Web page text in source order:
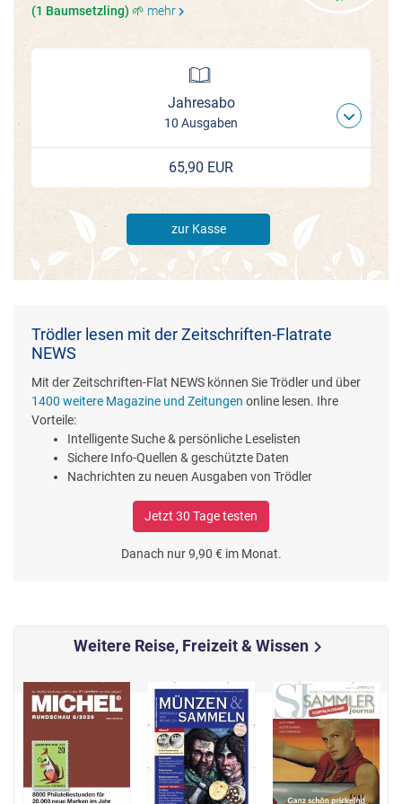
(1 Baumsetzling) 🌱 mehrchevron_right
Jahresabo
10 Ausgaben
65,90 EUR
zur Kasse
Trödler lesen mit der Zeitschriften-Flatrate
NEWS
Mit der Zeitschriften-Flat NEWS können Sie Trödler und über
1400 weitere Magazine und Zeitungen online lesen. Ihre
Vorteile:
Intelligente Suche & persönliche Leselisten
Sichere Info-Quellen & geschützte Daten
Nachrichten zu neuen Ausgaben von Trödler
Jetzt 30 Tage testen
Danach nur 9,90 € im Monat.
Weitere Reise, Freizeit & Wissenchevron_right